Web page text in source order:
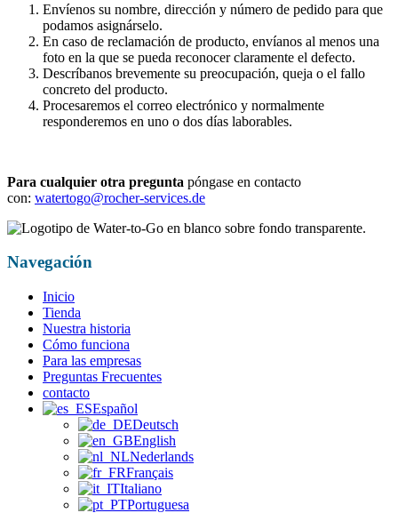
Envíenos su nombre, dirección y número de pedido para que
podamos asignárselo.
En caso de reclamación de producto, envíanos al menos una
foto en la que se pueda reconocer claramente el defecto.
Descríbanos brevemente su preocupación, queja o el fallo
concreto del producto.
Procesaremos el correo electrónico y normalmente
responderemos en uno o dos días laborables.
Para cualquier otra pregunta póngase en contacto
con: watertogo@rocher-services.de
Navegación
Inicio
Tienda
Nuestra historia
Cómo funciona
Para las empresas
Preguntas Frecuentes
contacto
Español
Deutsch
English
Nederlands
Français
Italiano
Portuguesa